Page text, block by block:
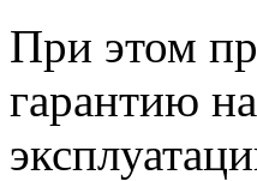
При этом
гарантию